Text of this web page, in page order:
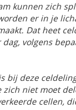
kunnen zich
er in je
Dat heet
volgens
bij deze
zich niet moet
cellen,